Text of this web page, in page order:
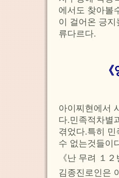
에서도 찾아볼
이 걸어온 긍
류다르다.
아이찌현에서
다.민족적차별
겪었다.특히
수 없는것들이
《난 무려 １
김종진로인은